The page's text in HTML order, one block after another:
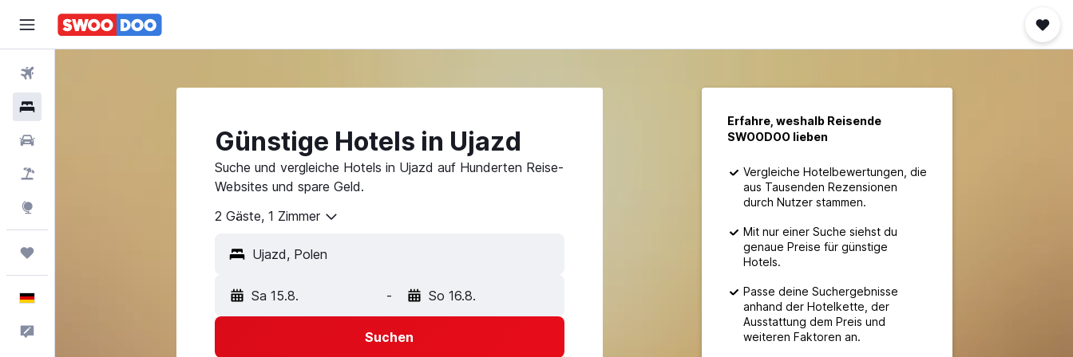
Günstige Hotels in Ujazd
Suche und vergleiche Hotels in Ujazd auf Hunderten Reise-
Websites und spare Geld.
2 Gäste, 1 Zimmer
Sa 15.8. - So 16.8.
Suchen
Erfahre, weshalb Reisende
SWOODOO lieben
Vergleiche Hotelbewertungen, die
aus Tausenden Rezensionen
durch Nutzer stammen.
Mit nur einer Suche siehst du
genaue Preise für günstige
Hotels.
Passe deine Suchergebnisse
anhand der Hotelkette, der
Ausstattung dem Preis und
weiteren Faktoren an.